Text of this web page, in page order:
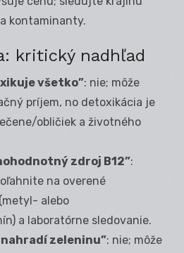
kontaminanty.
kritický nadhľad
všetko”: nie; môže
príjem, no detoxikácia je
obličiek a životného
zdroj B12”:
na overené
alebo
a laboratórne sledovanie.
zeleninu”: nie; môže